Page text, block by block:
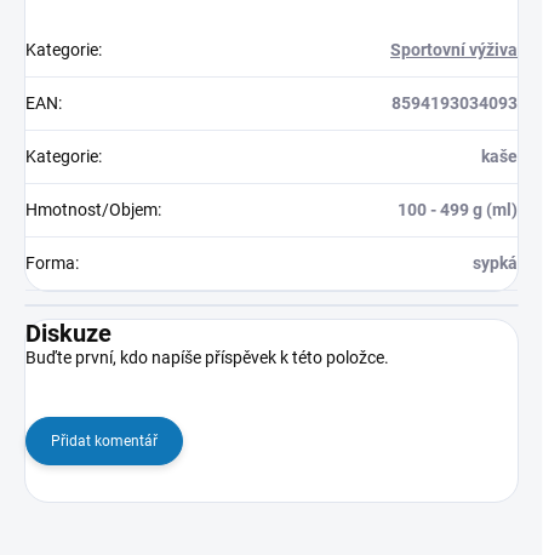
Kategorie: Sportovní výživa
EAN: 8594193034093
Kategorie: kaše
Hmotnost/Objem: 100 - 499 g (ml)
Forma: sypká
Diskuze
Buďte první, kdo napíše příspěvek k této položce.
Přidat komentář